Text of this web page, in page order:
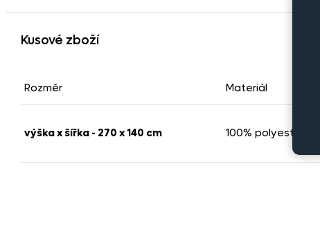
Kusové zboží
Rozměr Materiál
výška x šířka - 270 x 140 cm 100% polyester